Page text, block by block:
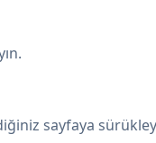
sayfaya